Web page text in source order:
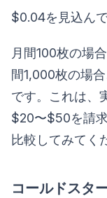
$0.04を見込んで
月間100枚の場
間1,000枚の場
です。これは、
$20〜$50を請
比較してみてく
コールドスタ